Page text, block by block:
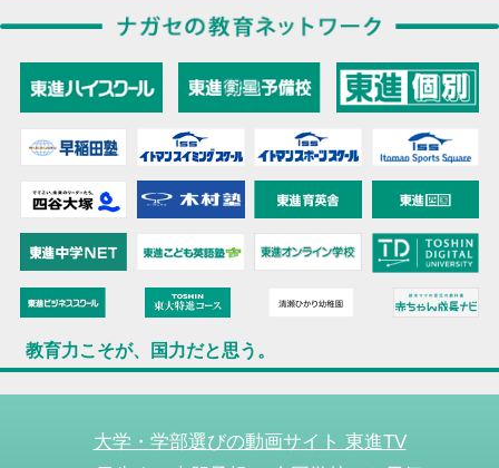
教育力こそが、国力だと思う。
大学・学部選びの動画サイト 東進TV